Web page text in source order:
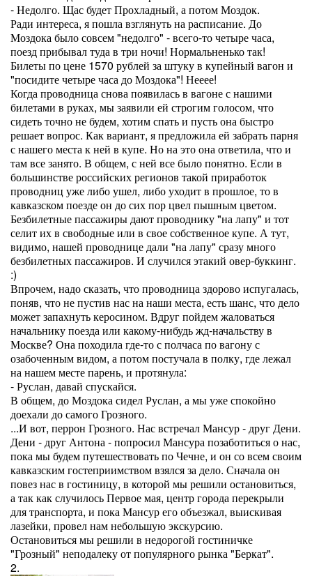
- Недолго. Щас будет Прохладный, а потом Моздок.
Ради интереса, я пошла взглянуть на расписание. До
Моздока было совсем "недолго" - всего-то четыре часа,
поезд прибывал туда в три ночи! Нормальненько так!
Билеты по цене 1570 рублей за штуку в купейный вагон и
"посидите четыре часа до Моздока"! Нееее!
Когда проводница снова появилась в вагоне с нашими
билетами в руках, мы заявили ей строгим голосом, что
сидеть точно не будем, хотим спать и пусть она быстро
решает вопрос. Как вариант, я предложила ей забрать парня
с нашего места к ней в купе. Но на это она ответила, что и
там все занято. В общем, с ней все было понятно. Если в
большинстве российских регионов такой приработок
проводниц уже либо ушел, либо уходит в прошлое, то в
кавказском поезде он до сих пор цвел пышным цветом.
Безбилетные пассажиры дают проводнику "на лапу" и тот
селит их в свободные или в свое собственное купе. А тут,
видимо, нашей проводнице дали "на лапу" сразу много
безбилетных пассажиров. И случился этакий овер-буккинг.
:)
Впрочем, надо сказать, что проводница здорово испугалась,
поняв, что не пустив нас на наши места, есть шанс, что дело
может запахнуть керосином. Вдруг пойдем жаловаться
начальнику поезда или какому-нибудь жд-начальству в
Москве? Она походила где-то с полчаса по вагону с
озабоченным видом, а потом постучала в полку, где лежал
на нашем месте парень, и протянула:
- Руслан, давай спускайся.
В общем, до Моздока сидел Руслан, а мы уже спокойно
доехали до самого Грозного.
...И вот, перрон Грозного. Нас встречал Мансур - друг Дени.
Дени - друг Антона - попросил Мансура позаботиться о нас,
пока мы будем путешествовать по Чечне, и он со всем своим
кавказским гостеприимством взялся за дело. Сначала он
повез нас в гостиницу, в которой мы решили остановиться,
а так как случилось Первое мая, центр города перекрыли
для транспорта, и пока Мансур его объезжал, выискивая
лазейки, провел нам небольшую экскурсию.
Остановиться мы решили в недорогой гостиничке
"Грозный" неподалеку от популярного рынка "Беркат".
2.